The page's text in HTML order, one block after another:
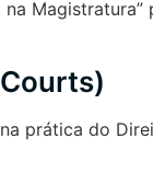
Magistratura”
prática do